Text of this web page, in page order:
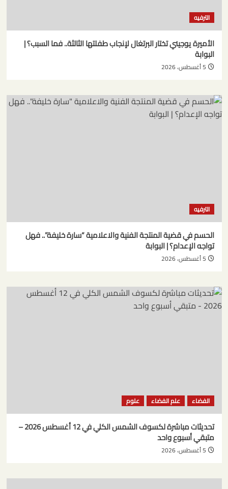
الترفيه
الأميرة يوجيني تختار البرتغال لإنجاب طفلتها الثالثة.. فما السبب؟ |
البوابة
5 أغسطس، 2026
الترفيه
الحسم في قضية المنتجة الفنية والاعلامية “سارة خليفة”.. فهل
تواجه الإعدام؟ | البوابة
5 أغسطس، 2026
الفضاء علم الفضاء علوم
تحديثات مباشرة لكسوف الشمس الكلي في 12 أغسطس 2026 –
متبقي أسبوع واحد
5 أغسطس، 2026